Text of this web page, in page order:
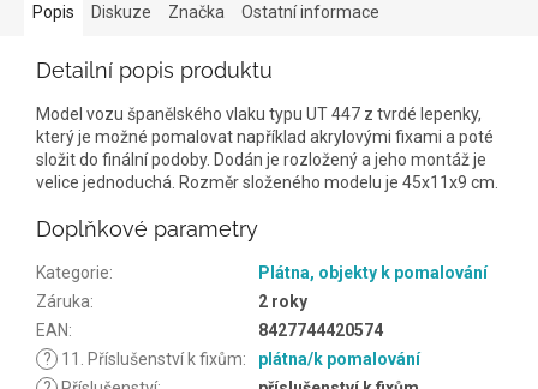
Popis Diskuze Značka Ostatní informace
Detailní popis produktu
Model vozu španělského vlaku typu UT 447 z tvrdé lepenky,
který je možné pomalovat například akrylovými fixami a poté
složit do finální podoby. Dodán je rozložený a jeho montáž je
velice jednoduchá. Rozměr složeného modelu je 45x11x9 cm.
Doplňkové parametry
Kategorie:
Plátna, objekty k pomalování
Záruka:
2 roky
EAN:
8427744420574
?
11. Příslušenství k fixům:
plátna/k pomalování